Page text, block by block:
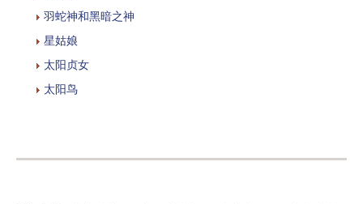
羽蛇神和黑暗之神
星姑娘
太阳贞女
太阳鸟